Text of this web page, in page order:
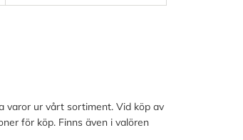
varor ur vårt sortiment. Vid köp av
för köp. Finns även i valören